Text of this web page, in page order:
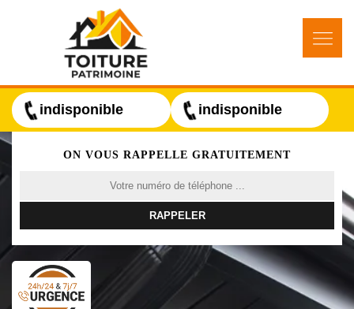
indisponible indisponible
ON VOUS RAPPELLE GRATUITEMENT